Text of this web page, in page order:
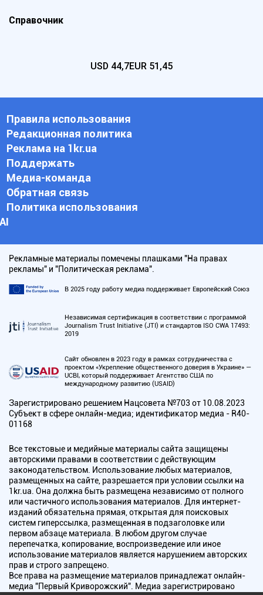
Справочник
USD 44,7EUR 51,45
Правила использования
Редакционная политика
Реклама на 1kr.ua
Поддержать
Медиа-команда
Обратная связь
Политика использования
АI
Рекламные материалы помечены плашками "На правах
рекламы" и "Политическая реклама".
В 2025 году работу медиа поддерживает Европейский Союз
Независимая сертификация в соответствии с программой
Journalism Trust Initiative (JTI) и стандартов ISO CWA 17493:
2019
Сайт обновлен в 2023 году в рамках сотрудничества с
проектом «Укрепление общественного доверия в Украине» —
UCBI, который поддерживает Агентство США по
международному развитию (USAID)
Зарегистрировано решением Нацсовета №703 от 10.08.2023
Субъект в сфере онлайн-медиа; идентификатор медиа - R40-
01168
Все текстовые и медийные материалы сайта защищены
авторскими правами в соответствии с действующим
законодательством. Использование любых материалов,
размещенных на сайте, разрешается при условии ссылки на
1kr.ua. Она должна быть размещена независимо от полного
или частичного использования материалов. Для интернет-
изданий обязательна прямая, открытая для поисковых
систем гиперссылка, размещенная в подзаголовке или
первом абзаце материала. В любом другом случае
перепечатка, копирование, воспроизведение или иное
использование материалов является нарушением авторских
прав и строго запрещено.
Все права на размещение материалов принадлежат онлайн-
медиа "Первый Криворожский". Медиа зарегистрировано